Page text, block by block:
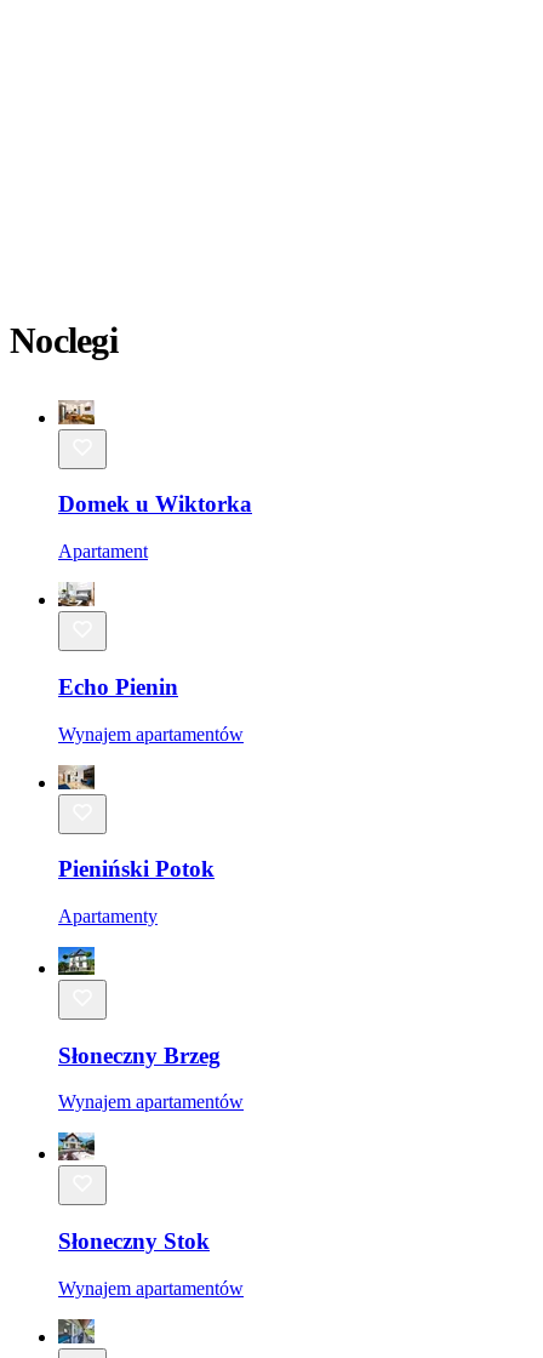
Noclegi
Domek u Wiktorka
Apartament
Echo Pienin
Wynajem apartamentów
Pieniński Potok
Apartamenty
Słoneczny Brzeg
Wynajem apartamentów
Słoneczny Stok
Wynajem apartamentów